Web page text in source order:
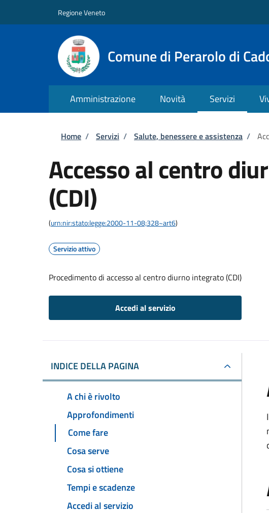
Regione Veneto
Comune di Perarolo di
Amministrazione Novità Servizi
Briciole di pane
Home / Servizi / Salute, benessere e assistenza /
Accesso al centro
(CDI)
(urn:nir:stato:legge:2000-11-08;328~art6)
Servizio attivo
Procedimento di accesso al centro diurno integrato (CDI)
Accedi al servizio
INDICE DELLA PAGINA
A chi è rivolto
Approfondimenti
Come fare
Cosa serve
Cosa si ottiene
Tempi e scadenze
Accedi al servizio